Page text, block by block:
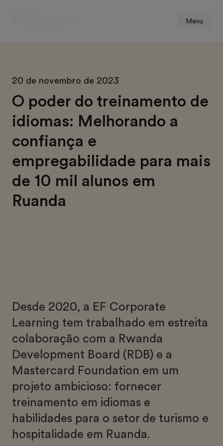
Menu
20 de novembro de 2023
O poder do treinamento de
idiomas: Melhorando a
confiança e
empregabilidade para mais
de 10 mil alunos em
Ruanda
Desde 2020, a EF Corporate
Learning tem trabalhado em estreita
colaboração com a Rwanda
Development Board (RDB) e a
Mastercard Foundation em um
projeto ambicioso: fornecer
treinamento em idiomas e
habilidades para o setor de turismo e
hospitalidade em Ruanda.